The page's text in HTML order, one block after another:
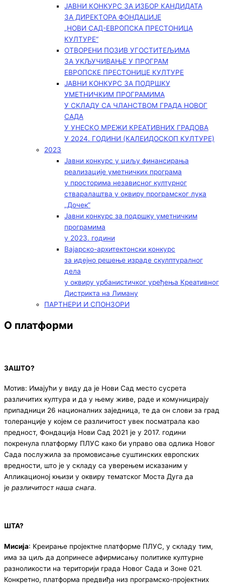
ЈАВНИ КОНКУРС ЗА ИЗБОР КАНДИДАТА
ЗА ДИРЕКТОРА ФОНДАЦИЈЕ
„НОВИ САД-ЕВРОПСКА ПРЕСТОНИЦА
КУЛТУРЕ“
ОТВОРЕНИ ПОЗИВ УГОСТИТЕЉИМА
ЗА УКЉУЧИВАЊЕ У ПРОГРАМ
ЕВРОПСКЕ ПРЕСТОНИЦЕ КУЛТУРЕ
ЈАВНИ КОНКУРС ЗА ПОДРШКУ
УМЕТНИЧКИМ ПРОГРАМИМА
У СКЛАДУ СА ЧЛАНСТВОМ ГРАДА НОВОГ
САДА
У УНЕСКО МРЕЖИ КРЕАТИВНИХ ГРАДОВА
У 2024. ГОДИНИ (КАЛЕИДОСКОП КУЛТУРЕ)
2023
Јавни конкурс у циљу финансирања
реализације уметничких програма
у просторима независног културног
стваралаштва у оквиру програмског лука
„Дочек”
Јавни конкурс за подршку уметничким
програмима
у 2023. години
Вајарско-архитектонски конкурс
за идејно решење израде скулптуралног
дела
у оквиру урбанистичког уређења Креативног
Дистрикта на Лиману
ПАРТНЕРИ И СПОНЗОРИ
О платформи
ЗАШТО?
Мотив: Имајући у виду да је Нови Сад место сусрета
различитих култура и да у њему живе, раде и комуницирају
припадници 26 националних заједница, те да он слови за град
толеранције у којем се различитост увек посматрала као
предност, Фондација Нови Сад 2021 је у 2017. години
покренула платформу ПЛУС како би управо ова одлика Новог
Сада послужила за промовисање суштинских европских
вредности, што је у складу са уверењем исказаним у
Апликационој књизи у оквиру тематског Моста Дуга да
је различитост наша снага.
ШТА?
Мисија: Креирање пројектне платформе ПЛУС, у складу тим,
има за циљ да допринесе афирмисању политике културне
разноликости на територији града Новог Сада и Зоне 021.
Конкретно, платформа предвиђа низ програмско-пројектних